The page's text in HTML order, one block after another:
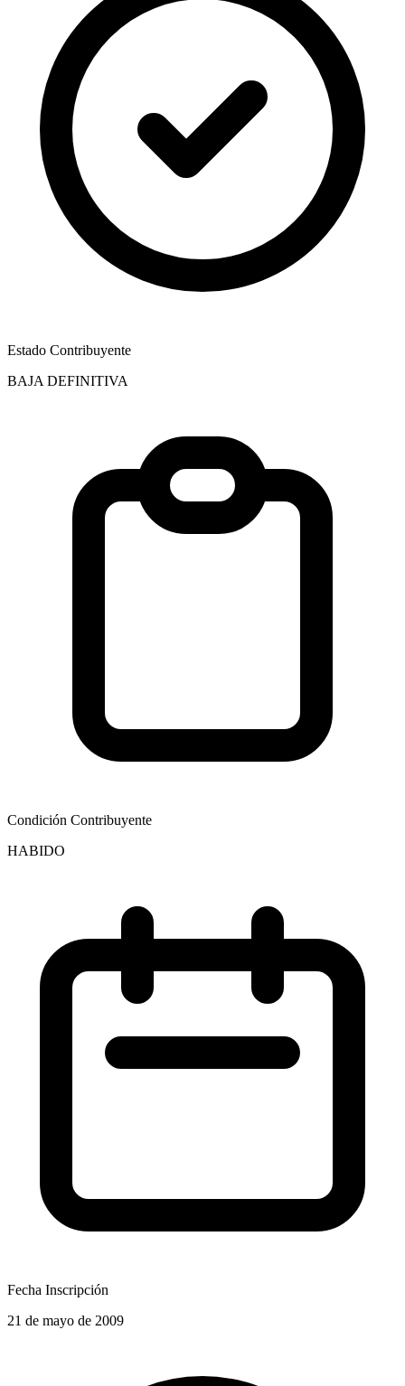
Estado Contribuyente
BAJA DEFINITIVA
Condición Contribuyente
HABIDO
Fecha Inscripción
21 de mayo de 2009